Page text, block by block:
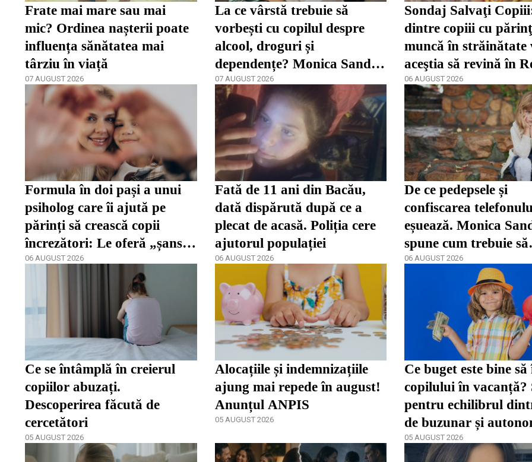
Frate mai mare sau mai
mic? Ordinea nașterii poate
influența sănătatea mai
târziu în viață
07 AUGUST 2026
La ce vârstă trebuie să
vorbești cu copilul despre
alcool, droguri și
dependențe? Monica Sandu
spune că părinții încep prea
târziu
07 AUGUST 2026
Sondaj Salvaţi
dintre copiii cu
muncă în străinătate
aceştia să revină în
06 AUGUST 2026
Formula în doi pași a unui
psiholog care îi ajută pe
părinți să crească copii
încrezători: Le oferă „șansa
de a se dezvolta”
06 AUGUST 2026
Fată de 11 ani din Bacău,
dată dispărută după ce a
plecat de acasă. Poliția cere
ajutorul populației
06 AUGUST 2026
De ce pedepsele și
confiscarea
eșuează. Monica
spune cum trebuie să
reacționeze părinții
dependenței / video
06 AUGUST 2026
Ce se întâmplă în creierul
copiilor abuzați.
Descoperirea făcută de
cercetători
05 AUGUST 2026
Alocațiile și indemnizațiile
ajung mai repede în august!
Anunțul ANPIS
05 AUGUST 2026
Ce buget este bine
copilului în
pentru echilibrul
de buzunar și
05 AUGUST 2026